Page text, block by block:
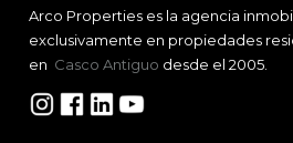
Arco Properties es la agencia
exclusivamente en propiedades
en Casco Antiguo desde el 2005.